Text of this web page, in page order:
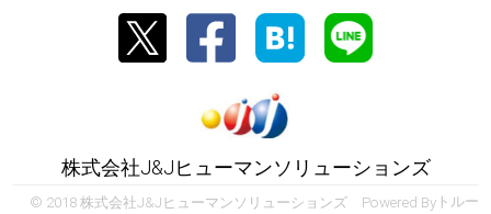
株式会社J&Jヒューマンソリューションズ
© 2018 株式会社J&Jヒューマンソリューションズ Powered Byトルー